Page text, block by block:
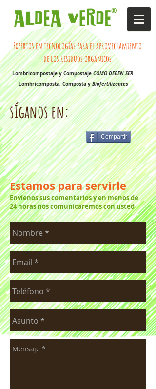
Expertos en tecnologías para el aprovechamiento
de los residuos orgánicos
Lombricompostaje y CompostajeCOMO DEBEN SER
Lombricomposta, Composta yBiofertilizantes
sÍganos en:
Compartir
Estamos para servirle
Envíenos sus comentariosy en menos de
24 horas noscomunicaremos con usted